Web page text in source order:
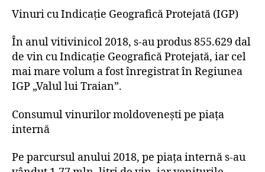
Vinuri cu Indicație Geografică Protejată (IGP)
În anul vitivinicol 2018, s-au produs 855.629 dal
de vin cu Indicație Geografică Protejată, iar cel
mai mare volum a fost înregistrat în Regiunea
IGP „Valul lui Traian”.
Consumul vinurilor moldovenești pe piața
internă
Pe parcursul anului 2018, pe piața internă s-au